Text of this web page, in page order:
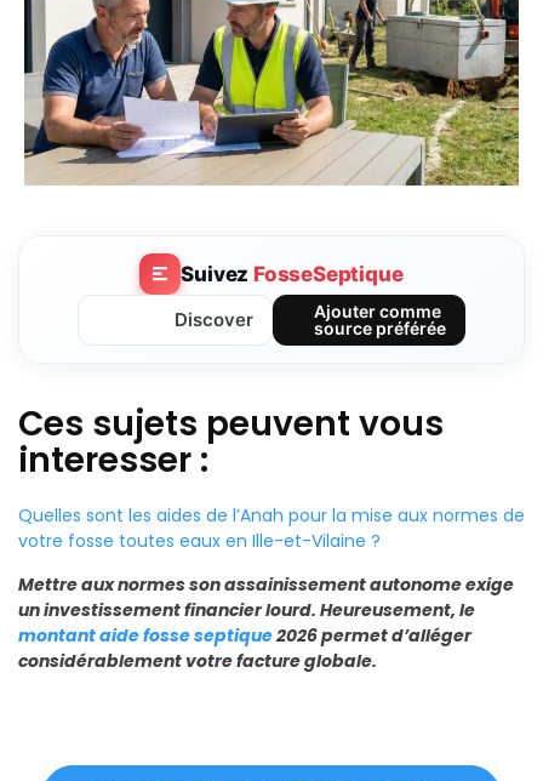
Suivez FosseSeptique
Discover
Ajouter comme
source préférée
Ces sujets peuvent vous
interesser :
Quelles sont les aides de l’Anah pour la mise aux normes de
votre fosse toutes eaux en Ille-et-Vilaine ?
Mettre aux normes son assainissement autonome exige
un investissement financier lourd. Heureusement, le
montant aide fosse septique2026 permet d’alléger
considérablement votre facture globale.